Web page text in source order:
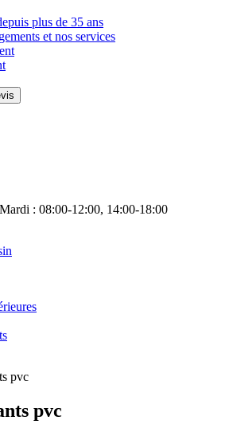
plus de 35 ans
et nos services
: 08:00-12:00, 14:00-18:00
pvc
pvc